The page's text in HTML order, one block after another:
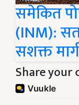
समेकित
(INM):
सशक्त मार्ग
Share your